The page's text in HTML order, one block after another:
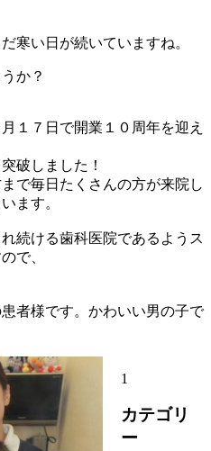
寒い日が続いていますね。
か？
１７日で開業１０周年を迎え
破しました！
で毎日たくさんの方が来院し
ます。
続ける歯科医院であるようス
で、
者様です。かわいい男の子で
1
カテゴリ
ー